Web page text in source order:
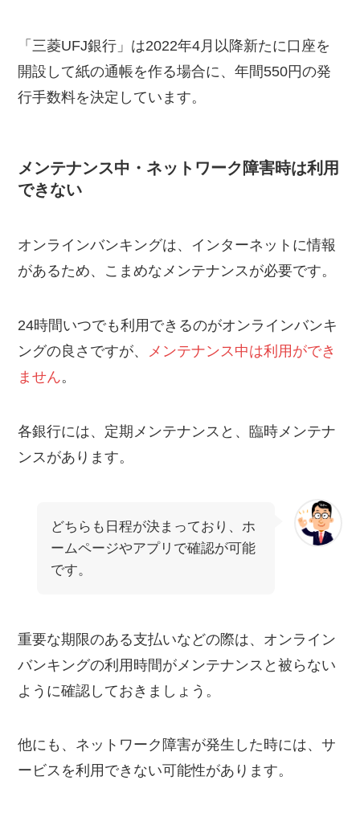
「三菱UFJ銀行」は2022年4月以降新たに口座を
開設して紙の通帳を作る場合に、年間550円の発
行手数料を決定しています。
メンテナンス中・ネットワーク障害時は利用
できない
オンラインバンキングは、インターネットに情報
があるため、こまめなメンテナンスが必要です。
24時間いつでも利用できるのがオンラインバンキ
ングの良さですが、 メンテナンス中は利用ができ
ません。
各銀行には、定期メンテナンスと、臨時メンテナ
ンスがあります。
どちらも日程が決まっており、ホ
ームページやアプリで確認が可能
です。
重要な期限のある支払いなどの際は、オンライン
バンキングの利用時間がメンテナンスと被らない
ように確認しておきましょう。
他にも、ネットワーク障害が発生した時には、サ
ービスを利用できない可能性があります。